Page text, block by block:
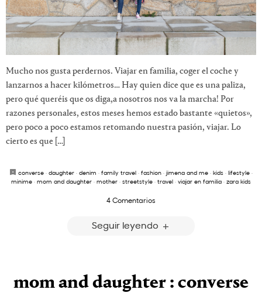
Mucho nos gusta perdernos. Viajar en familia, coger el coche y
lanzarnos a hacer kilómetros… Hay quien dice que es una paliza,
pero qué queréis que os diga,a nosotros nos va la marcha! Por
razones personales, estos meses hemos estado bastante «quietos»,
pero poco a poco estamos retomando nuestra pasión, viajar. Lo
cierto es que […]
converse · daughter · denim · family travel · fashion · jimena and me · kids · lifestyle ·
minime · mom and daughter · mother · streetstyle · travel · viajar en familia · zara kids
4 Comentarios
Seguir leyendo
mom and daughter : converse